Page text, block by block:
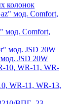
колонок
мод. Comfort,
JSD 20W
WR-11, WR-13,